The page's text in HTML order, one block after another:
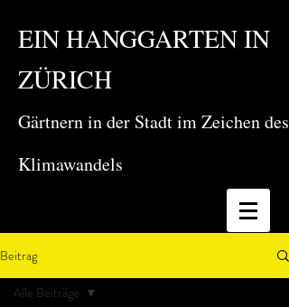
EIN HANGGARTEN IN
ZÜRICH
Gärtnern in der Stadt im Zeichen des
Klimawandels
Beitrag
Alle Beiträge